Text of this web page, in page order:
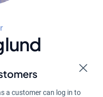
a customer can log in to